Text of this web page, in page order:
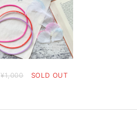
¥1,000
SOLD OUT